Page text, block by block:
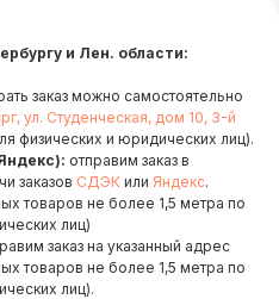
и Лен. области:
заказ можно самостоятельно
ул. Студенческая, дом 10, 3-й
физических и юридических лиц).
отправим заказ в
заказов СДЭК или Яндекс.
товаров не более 1,5 метра по
лиц)
заказ на указанный адрес
товаров не более 1,5 метра по
лиц).